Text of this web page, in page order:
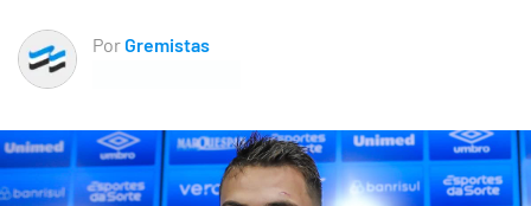
PorGremistas